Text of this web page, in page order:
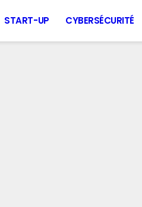
START-UP CYBERSÉCURITÉ